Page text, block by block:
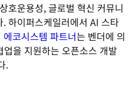
호운용성, 글로벌 혁신 커뮤니
하이퍼스케일러에서 AI 스타
코시스템 파트너는 벤더에 의
을 지원하는 오픈소스 개발
.